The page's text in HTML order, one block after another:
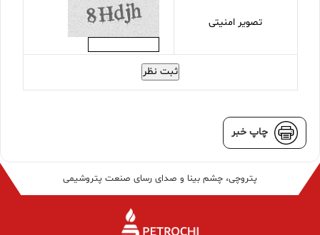
تصویر امنیتی
ثبت نظر
چاپ خبر
پتروچی، چشم بینا و صدای رسای صنعت پتروشیمی